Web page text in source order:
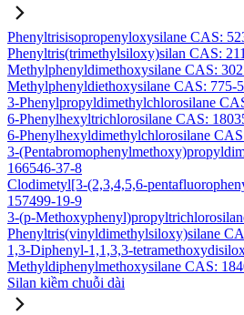
Phenyltrisisopropenyloxysilane CAS:
Phenyltris(trimethylsiloxy)silan CAS:
Methylphenyldimethoxysilane CAS:
Methylphenyldiethoxysilane CAS: 775-
3-Phenylpropyldimethylchlorosilane
6-Phenylhexyltrichlorosilane CAS:
6-Phenylhexyldimethylchlorosilane
3-
166546-37-8
Clodimetyl[3-(2,3,4,5,6-
157499-19-9
3-(p-
Phenyltris(vinyldimethylsiloxy)silane
1,3-Diphenyl-1,1,3,3-
Methyldiphenylmethoxysilane CAS:
Silan kiềm chuỗi dài